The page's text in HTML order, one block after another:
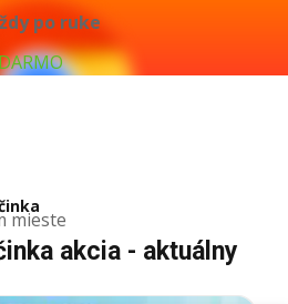
po ruke
mieste
akcia - aktuálny